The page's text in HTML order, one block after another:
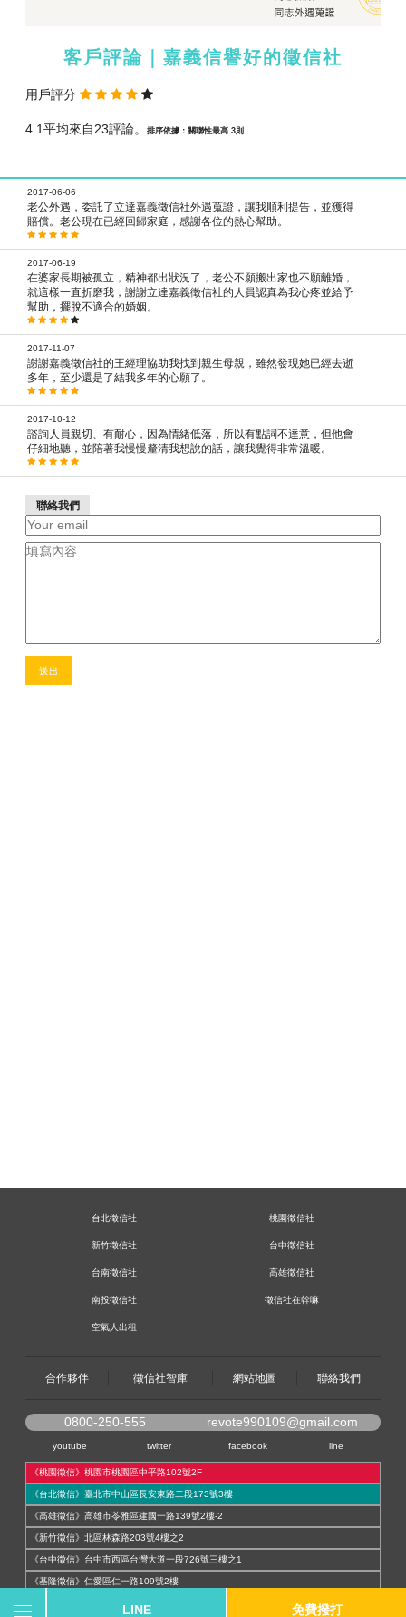
客戶評論｜嘉義信譽好的徵信社
用戶評分
4.1平均來自23評論。 排序依據：關聯性最高 3則
2017-06-06
老公外遇，委託了立達嘉義徵信社外遇蒐證，讓我順利提告，並獲得
賠償。老公現在已經回歸家庭，感謝各位的熱心幫助。
2017-06-19
在婆家長期被孤立，精神都出狀況了，老公不願搬出家也不願離婚，
就這樣一直折磨我，謝謝立達嘉義徵信社的人員認真為我心疼並給予
幫助，擺脫不適合的婚姻。
2017-11-07
謝謝嘉義徵信社的王經理協助我找到親生母親，雖然發現她已經去逝
多年，至少還是了結我多年的心願了。
2017-10-12
諮詢人員親切、有耐心，因為情緒低落，所以有點詞不達意，但他會
仔細地聽，並陪著我慢慢釐清我想說的話，讓我覺得非常溫暖。
聯絡我們
送出
LINE 免費撥打
台北徵信社 桃園徵信社
新竹徵信社 台中徵信社
台南徵信社 高雄徵信社
南投徵信社 徵信社在幹嘛
空氣人出租
合作夥伴 徵信社智庫 網站地圖 聯絡我們
0800-250-555 revote990109@gmail.com
youtube twitter facebook line
《桃園徵信》桃園市桃園區中平路102號2F
《台北徵信》臺北市中山區長安東路二段173號3樓
《高雄徵信》高雄市苓雅區建國一路139號2樓-2
《新竹徵信》北區林森路203號4樓之2
《台中徵信》台中市西區台灣大道一段726號三樓之1
《基隆徵信》仁愛區仁一路109號2樓
《香港徵信》100 Queen's Road Central,6th,12th,&15th Floors,Central